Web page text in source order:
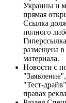
Украины и
прямая
Ссылка
полного
размещена в
материала.
Новости с
"Тест-
правах